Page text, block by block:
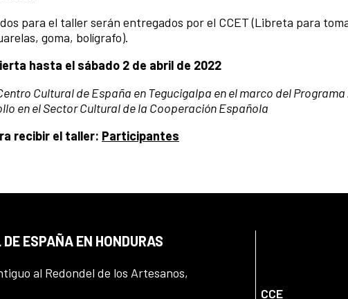
para el taller serán entregados por el CCET (Libreta para
goma, bolígrafo).
hasta el sábado 2 de abril de 2022
Cultural de España en Tegucigalpa en el marco del Programa
en el Sector Cultural de la Cooperación Española
recibir el taller: Participantes
ESPAÑA EN HONDURAS
al Redondel de los Artesanos,
CCE